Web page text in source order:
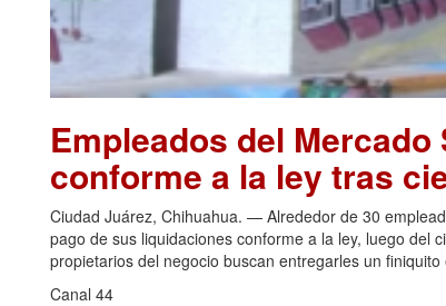
Empleados del
conforme a la ley tras
Ciudad Juárez, Chihuahua. — Alrededor de 30
pago de sus liquidaciones conforme a la ley, luego del
propietarios del negocio buscan entregarles un
Canal 44